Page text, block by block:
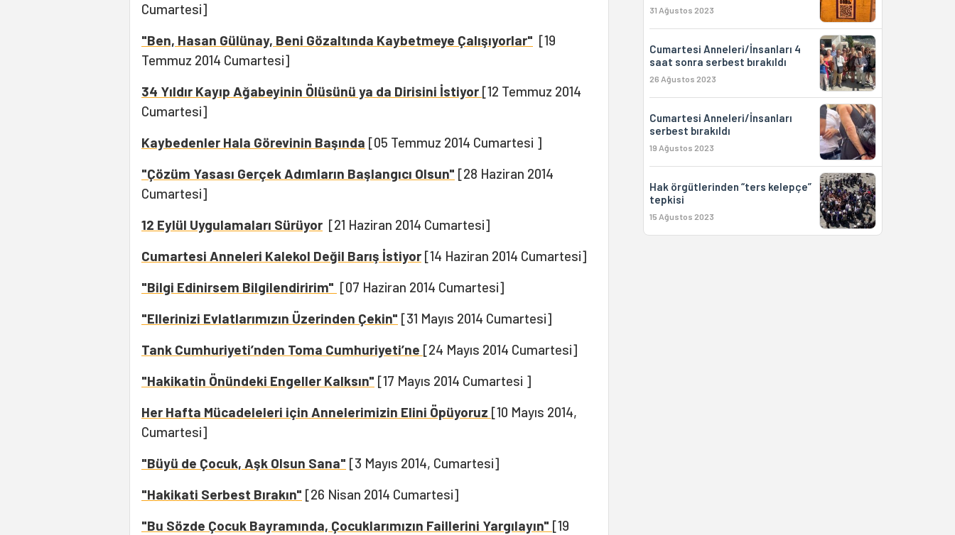
Cumartesi]
"Ben, Hasan Gülünay, Beni Gözaltında Kaybetmeye Çalışıyorlar" [19
Temmuz 2014 Cumartesi]
34 Yıldır Kayıp Ağabeyinin Ölüsünü ya da Dirisini İstiyor [12 Temmuz 2014
Cumartesi]
Kaybedenler Hala Görevinin Başında [05 Temmuz 2014 Cumartesi ]
"Çözüm Yasası Gerçek Adımların Başlangıcı Olsun" [28 Haziran 2014
Cumartesi]
12 Eylül Uygulamaları Sürüyor [21 Haziran 2014 Cumartesi]
Cumartesi Anneleri Kalekol Değil Barış İstiyor [14 Haziran 2014 Cumartesi]
"Bilgi Edinirsem Bilgilendiririm" [07 Haziran 2014 Cumartesi]
"Ellerinizi Evlatlarımızın Üzerinden Çekin" [31 Mayıs 2014 Cumartesi]
Tank Cumhuriyeti’nden Toma Cumhuriyeti’ne [24 Mayıs 2014 Cumartesi]
"Hakikatin Önündeki Engeller Kalksın" [17 Mayıs 2014 Cumartesi ]
Her Hafta Mücadeleleri için Annelerimizin Elini Öpüyoruz [10 Mayıs 2014,
Cumartesi]
"Büyü de Çocuk, Aşk Olsun Sana" [3 Mayıs 2014, Cumartesi]
"Hakikati Serbest Bırakın" [26 Nisan 2014 Cumartesi]
"Bu Sözde Çocuk Bayramında, Çocuklarımızın Faillerini Yargılayın" [19
31 Ağustos 2023
Cumartesi Anneleri/İnsanları 4
saat sonra serbest bırakıldı
26 Ağustos 2023
Cumartesi Anneleri/İnsanları
serbest bırakıldı
19 Ağustos 2023
Hak örgütlerinden “ters kelepçe”
tepkisi
15 Ağustos 2023